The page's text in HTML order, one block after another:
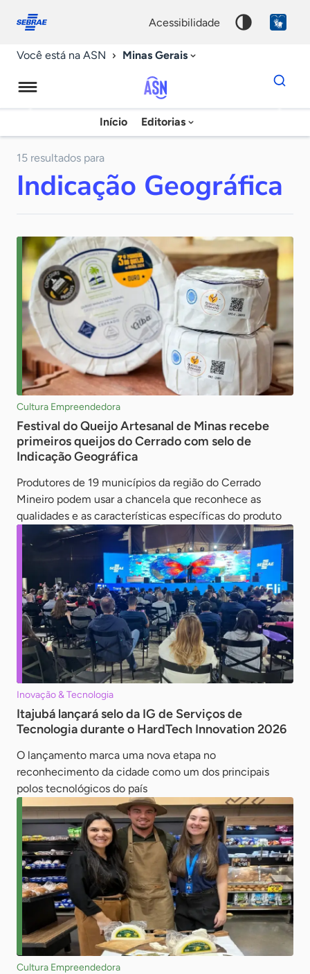
conosco
acessibilidade
Você está na ASN Minas Gerais
Agência
Sebrae
Notícias
Início Editorias
Dados
para
chave
15 resultados para
Indicação Geográfica
Cultura Empreendedora
Festival do Queijo Artesanal de Minas recebe
primeiros queijos do Cerrado com selo de
Indicação Geográfica
Produtores de 19 municípios da região do Cerrado
Mineiro podem usar a chancela que reconhece as
qualidades e as características específicas do produto
Inovação & Tecnologia
Itajubá lançará selo da IG de Serviços de
Tecnologia durante o HardTech Innovation 2026
O lançamento marca uma nova etapa no
reconhecimento da cidade como um dos principais
polos tecnológicos do país
Cultura Empreendedora